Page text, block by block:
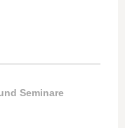
Seminare